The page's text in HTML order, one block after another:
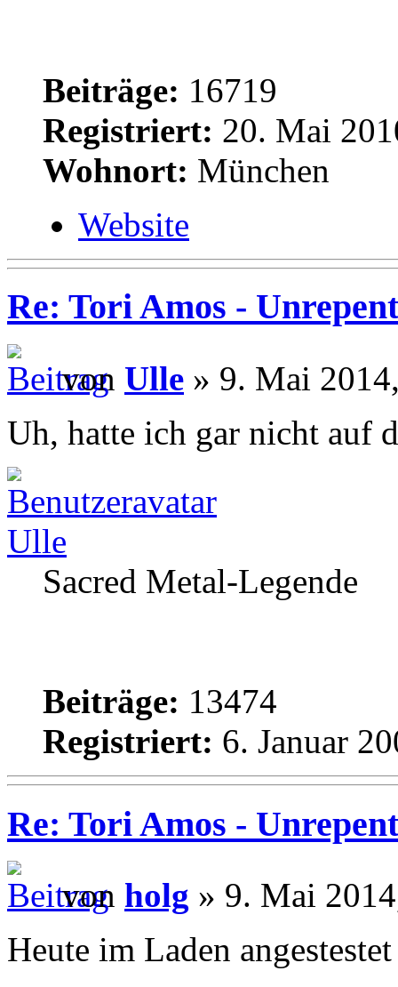
Beiträge: 16719
Registriert: 20. Mai
Wohnort: München
Website
Re: Tori Amos -
von Ulle » 9. Mai
Uh, hatte ich gar nicht auf
Ulle
Sacred Metal-Legende
Beiträge: 13474
Registriert: 6. Januar
Re: Tori Amos -
von holg » 9. Mai
Heute im Laden